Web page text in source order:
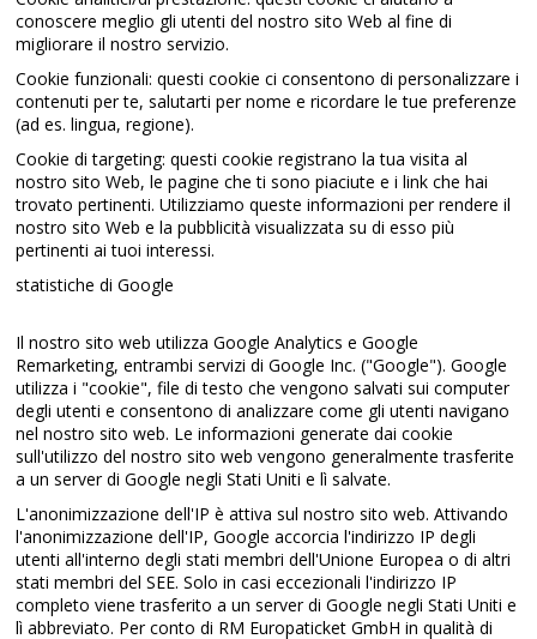
conoscere meglio gli utenti del nostro sito Web al fine di
migliorare il nostro servizio.
Cookie funzionali: questi cookie ci consentono di personalizzare i
contenuti per te, salutarti per nome e ricordare le tue preferenze
(ad es. lingua, regione).
Cookie di targeting: questi cookie registrano la tua visita al
nostro sito Web, le pagine che ti sono piaciute e i link che hai
trovato pertinenti. Utilizziamo queste informazioni per rendere il
nostro sito Web e la pubblicità visualizzata su di esso più
pertinenti ai tuoi interessi.
statistiche di Google
Il nostro sito web utilizza Google Analytics e Google
Remarketing, entrambi servizi di Google Inc. ("Google"). Google
utilizza i "cookie", file di testo che vengono salvati sui computer
degli utenti e consentono di analizzare come gli utenti navigano
nel nostro sito web. Le informazioni generate dai cookie
sull'utilizzo del nostro sito web vengono generalmente trasferite
a un server di Google negli Stati Uniti e lì salvate.
L'anonimizzazione dell'IP è attiva sul nostro sito web. Attivando
l'anonimizzazione dell'IP, Google accorcia l'indirizzo IP degli
utenti all'interno degli stati membri dell'Unione Europea o di altri
stati membri del SEE. Solo in casi eccezionali l'indirizzo IP
completo viene trasferito a un server di Google negli Stati Uniti e
lì abbreviato. Per conto di RM Europaticket GmbH in qualità di